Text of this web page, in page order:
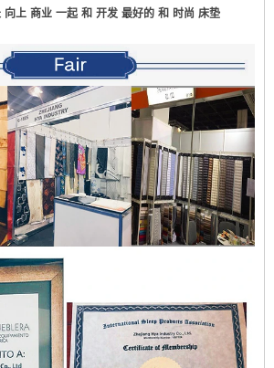
向上 商业 一起 和 开发 最好的 和 时尚 床垫